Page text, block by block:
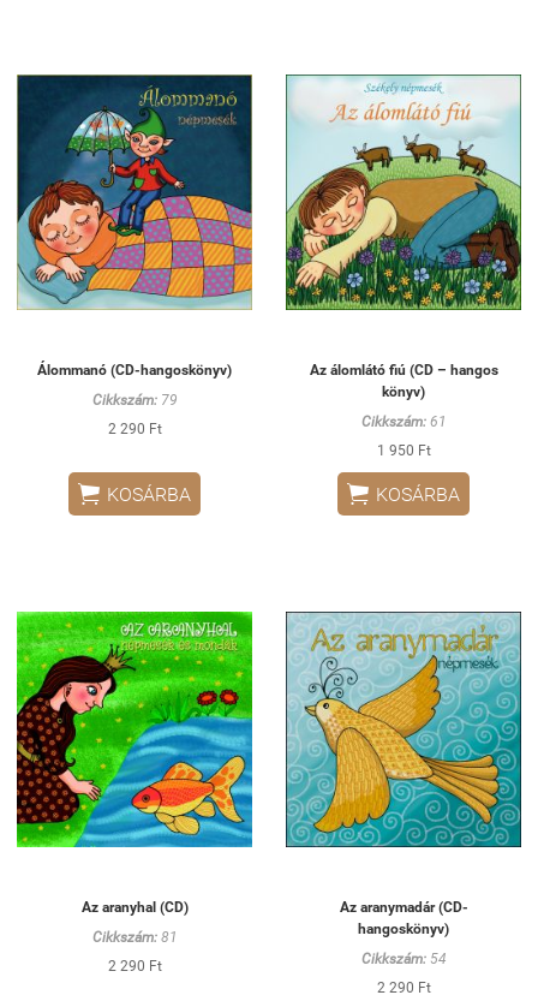
Álommanó (CD-hangoskönyv)
Cikkszám:79
2 290 Ft
 KOSÁRBA
Az álomlátó fiú (CD – hangos
könyv)
Cikkszám:61
1 950 Ft
 KOSÁRBA
Az aranyhal (CD)
Cikkszám:81
2 290 Ft
Az aranymadár (CD-
hangoskönyv)
Cikkszám:54
2 290 Ft